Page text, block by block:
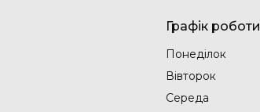
Графік роботи
Понеділок
Вівторок
Середа